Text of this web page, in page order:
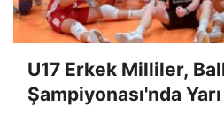
U17 Erkek Milliler,
Şampiyonası'nda